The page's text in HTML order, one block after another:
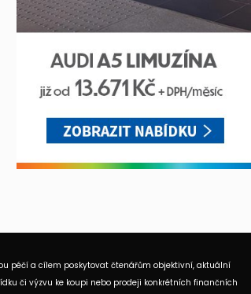
péčí a cílem poskytovat čtenářům objektivní, aktuální
či výzvu ke koupi nebo prodeji konkrétních finančních